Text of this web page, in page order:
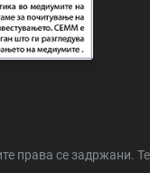
права се задржани.